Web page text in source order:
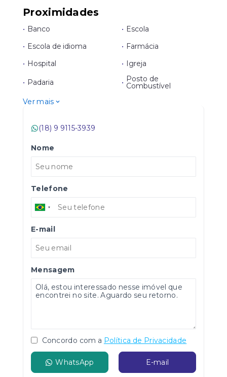
Proximidades
• Banco • Escola
• Escola de idioma • Farmácia
• Hospital • Igreja
• Padaria • Posto de
Combustível
Ver mais
(18) 9 9115-3939
Nome
Telefone
E-mail
Mensagem
Concordo com a Política de Privacidade
WhatsApp E-mail